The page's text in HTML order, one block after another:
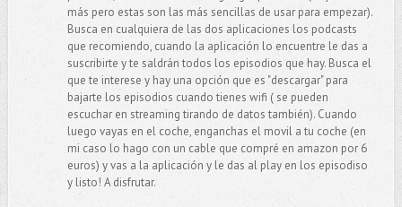
más pero estas son las más sencillas de usar para empezar).
Busca en cualquiera de las dos aplicaciones los podcasts
que recomiendo, cuando la aplicación lo encuentre le das a
suscribirte y te saldrán todos los episodios que hay. Busca el
que te interese y hay una opción que es "descargar" para
bajarte los episodios cuando tienes wifi ( se pueden
escuchar en streaming tirando de datos también). Cuando
luego vayas en el coche, enganchas el movil a tu coche (en
mi caso lo hago con un cable que compré en amazon por 6
euros) y vas a la aplicación y le das al play en los episodiso
y listo! A disfrutar.